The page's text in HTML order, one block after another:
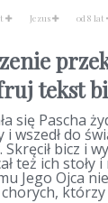
Jezus od 8 lat
tekst
się Pascha
i wszedł do
bicz i
też ich stoły
Jego Ojca
chorych,